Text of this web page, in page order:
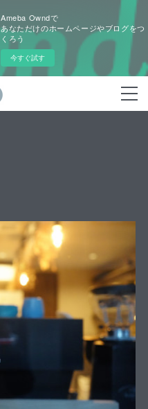
Ameba Owndで
あなただけのホームページやブログをつ
くろう
今すぐ試す